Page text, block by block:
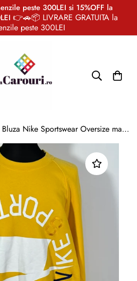
peste 300LEI si 15%OFF la
👉🚗📦 LIVRARE GRATUITA la
peste 300LEI
Bluza Nike Sportswear Oversize marimea L fit XL barbat